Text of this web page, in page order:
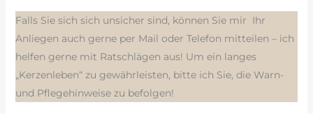
Falls Sie sich sich unsicher sind, können Sie mir Ihr
Anliegen auch gerne per Mail oder Telefon mitteilen – ich
helfen gerne mit Ratschlägen aus! Um ein langes
„Kerzenleben“ zu gewährleisten, bitte ich Sie, die Warn-
und Pflegehinweise zu befolgen!